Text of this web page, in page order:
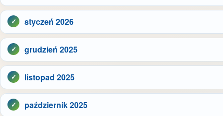
styczeń 2026
grudzień 2025
listopad 2025
październik 2025